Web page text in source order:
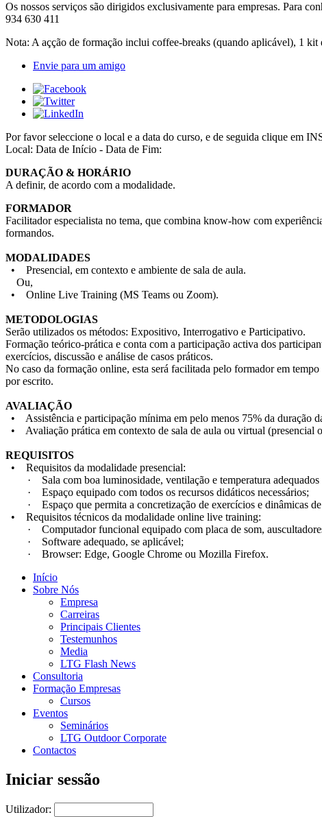
Os nossos serviços são dirigidos exclusivamente para empresas. Para
934 630 411
Nota: A açção de formação inclui coffee-breaks (quando aplicável), 1
Envie para um amigo
Por favor seleccione o local e a data do curso, e de seguida clique em
Local: Data de Início - Data de Fim:
DURAÇÃO & HORÁRIO
A definir, de acordo com a modalidade.
FORMADOR
Facilitador especialista no tema, que combina know-how com
formandos.
MODALIDADES
• Presencial, em contexto e ambiente de sala de aula.
Ou,
• Online Live Training (MS Teams ou Zoom).
METODOLOGIAS
Serão utilizados os métodos: Expositivo, Interrogativo e Participativo.
Formação teórico-prática e conta com a participação activa dos
exercícios, discussão e análise de casos práticos.
No caso da formação online, esta será facilitada pelo formador em
por escrito.
AVALIAÇÃO
• Assistência e participação mínima em pelo menos 75% da duração
• Avaliação prática em contexto de sala de aula ou virtual (presencial
REQUISITOS
• Requisitos da modalidade presencial:
· Sala com boa luminosidade, ventilação e temperatura adequados
· Espaço equipado com todos os recursos didáticos necessários;
· Espaço que permita a concretização de exercícios e dinâmicas de
• Requisitos técnicos da modalidade online live training:
· Computador funcional equipado com placa de som,
· Software adequado, se aplicável;
· Browser: Edge, Google Chrome ou Mozilla Firefox.
Início
Sobre Nós
Empresa
Carreiras
Principais Clientes
Testemunhos
Media
LTG Flash News
Consultoria
Formação Empresas
Cursos
Eventos
Seminários
LTG Outdoor Corporate
Contactos
Iniciar sessão
Utilizador: